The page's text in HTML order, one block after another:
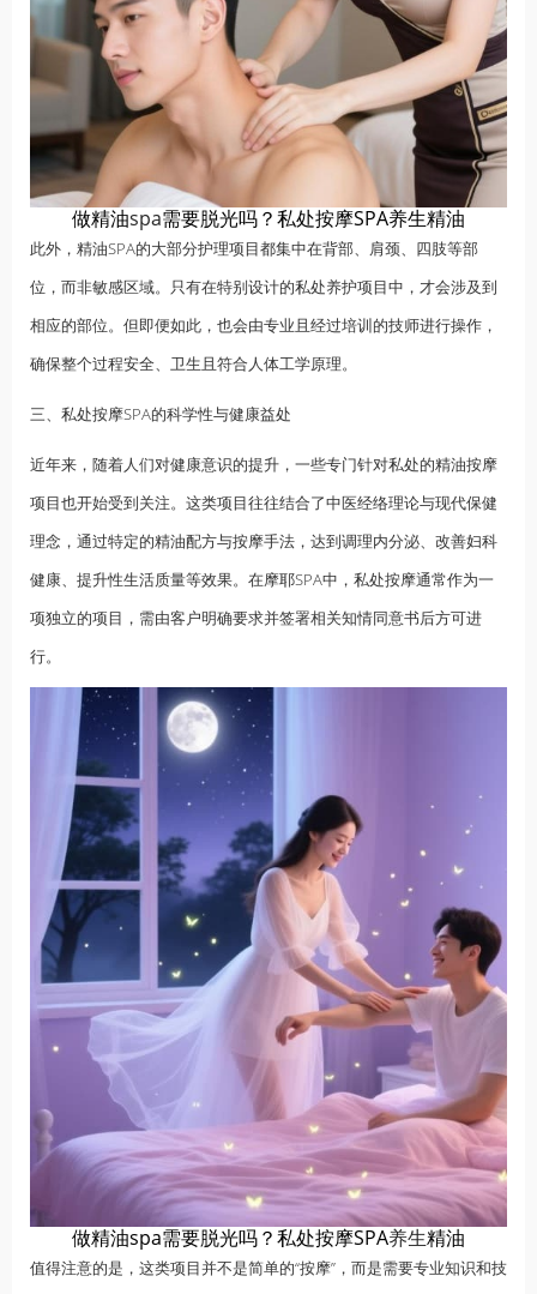
做精油spa需要脱光吗？私处按摩SPA养生精油
此外，精油SPA的大部分护理项目都集中在背部、肩颈、四肢等部
位，而非敏感区域。只有在特别设计的私处养护项目中，才会涉及到
相应的部位。但即便如此，也会由专业且经过培训的技师进行操作，
确保整个过程安全、卫生且符合人体工学原理。
三、私处按摩SPA的科学性与健康益处
近年来，随着人们对健康意识的提升，一些专门针对私处的精油按摩
项目也开始受到关注。这类项目往往结合了中医经络理论与现代保健
理念，通过特定的精油配方与按摩手法，达到调理内分泌、改善妇科
健康、提升性生活质量等效果。在摩耶SPA中，私处按摩通常作为一
项独立的项目，需由客户明确要求并签署相关知情同意书后方可进
行。
做精油spa需要脱光吗？私处按摩SPA养生精油
值得注意的是，这类项目并不是简单的“按摩”，而是需要专业知识和技